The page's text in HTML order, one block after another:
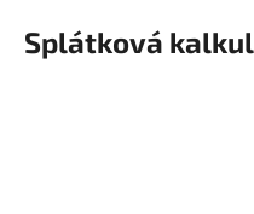
Splátková